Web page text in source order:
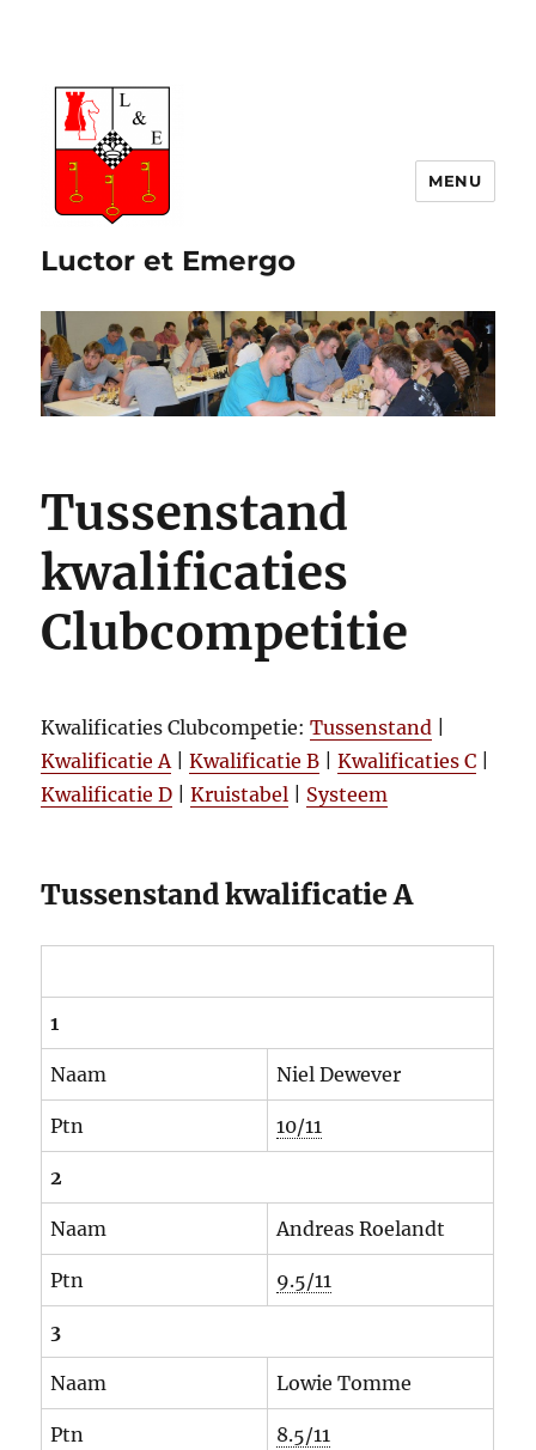
Luctor et Emergo
Tussenstand
kwalificaties
Clubcompetitie
Kwalificaties Clubcompetie:Tussenstand
Kwalificatie A|Kwalificatie B |Kwalificaties C
Kwalificatie D |Kruistabel Systeem
Tussenstand kwalificatie A
1
Naam Niel Dewever
Ptn 10/11
2
Naam Andreas Roelandt
Ptn 9.5/11
3
Naam Lowie Tomme
Ptn 8.5/11